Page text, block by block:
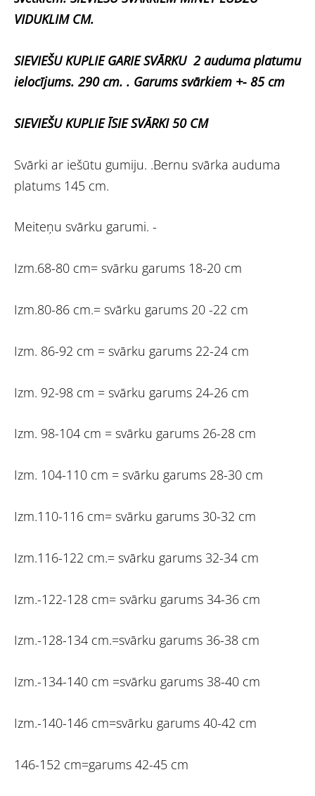
VIDUKLIM CM.
SIEVIEŠU KUPLIE GARIE SVĀRKU 2 auduma platumu
ielocījums. 290 cm. . Garums svārkiem +- 85 cm
SIEVIEŠU KUPLIE ĪSIE SVĀRKI 50 CM
Svārki ar iešūtu gumiju. .Bernu svārka auduma
platums 145 cm.
Meiteņu svārku garumi. -
Izm.68-80 cm= svārku garums 18-20 cm
Izm.80-86 cm.= svārku garums 20 -22 cm
Izm. 86-92 cm = svārku garums 22-24 cm
Izm. 92-98 cm = svārku garums 24-26 cm
Izm. 98-104 cm = svārku garums 26-28 cm
Izm. 104-110 cm = svārku garums 28-30 cm
Izm.110-116 cm= svārku garums 30-32 cm
Izm.116-122 cm.= svārku garums 32-34 cm
Izm.-122-128 cm= svārku garums 34-36 cm
Izm.-128-134 cm.=svārku garums 36-38 cm
Izm.-134-140 cm =svārku garums 38-40 cm
Izm.-140-146 cm=svārku garums 40-42 cm
146-152 cm=garums 42-45 cm